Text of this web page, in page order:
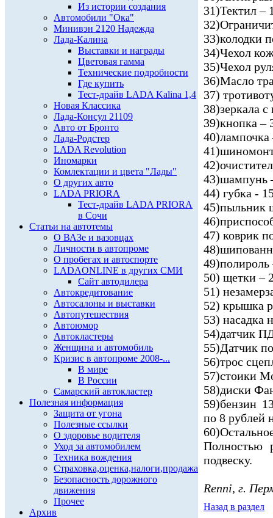
Из истории создания
Автомобили "Ока"
Минивэн 2120 Надежда
Лада-Калина
Выставки и награды
Цветовая гамма
Технические подробности
Где купить
Тест-драйв LADA Kalina 1,4
Новая Классика
Лада-Консул 21109
Авто от Бронто
Лада-Родстер
LADA Revolution
Иномарки
Комлектации и цвета "Лады"
О других авто
LADA PRIORA
Тест-драйв LADA PRIORA
в Сочи
Статьи на автотемы
О ВАЗе и вазовцах
Личности в автопроме
О пробегах и автоспорте
LADAONLINE в других СМИ
Сайт автодилера
Автокредитование
Автосалоны и выставки
Автопутешествия
Автоюмор
Автокластеры
Женщина и автомобиль
Кризис в автопроме 2008-...
В мире
В России
Самарский автокластер
Полезная информация
Защита от угона
Полезные ссылки
О здоровье водителя
Уход за автомобилем
Техника вождения
Страховка,оценка,налоги,продажа
Безопасность дорожного
движения
Прочее
Архив
31)Тектил –
33)колодки
34)Чехол
35)Чехол
36)Масло
37)
38)зеркала
39)кнопка –
40)лампочка
43)шампунь
44) губка -
45)пыльник
47) коврик
49)полироль
50) щетки –
51)
52) крышка
53) насадка
54)датчик
55)Датчик
56)трос
57)стоики
58)диски
59)бензин
по 8 рублей
Полностью
подвеску.
Renni, г.
Назад в раздел